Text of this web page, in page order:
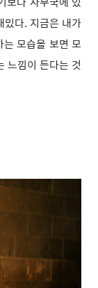
밌다. 지금은 내가
모습을 보면 모
느낌이 든다는 것